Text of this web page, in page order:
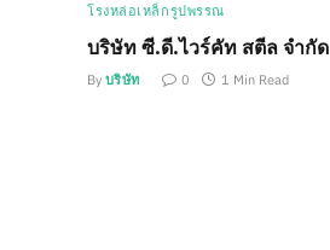
โรงหล่อเหล็กรูปพรรณ
บริษัท ซี.ดี.ไวร์คัท สตีล จำกัด
By บริษัท 0 1 Min Read